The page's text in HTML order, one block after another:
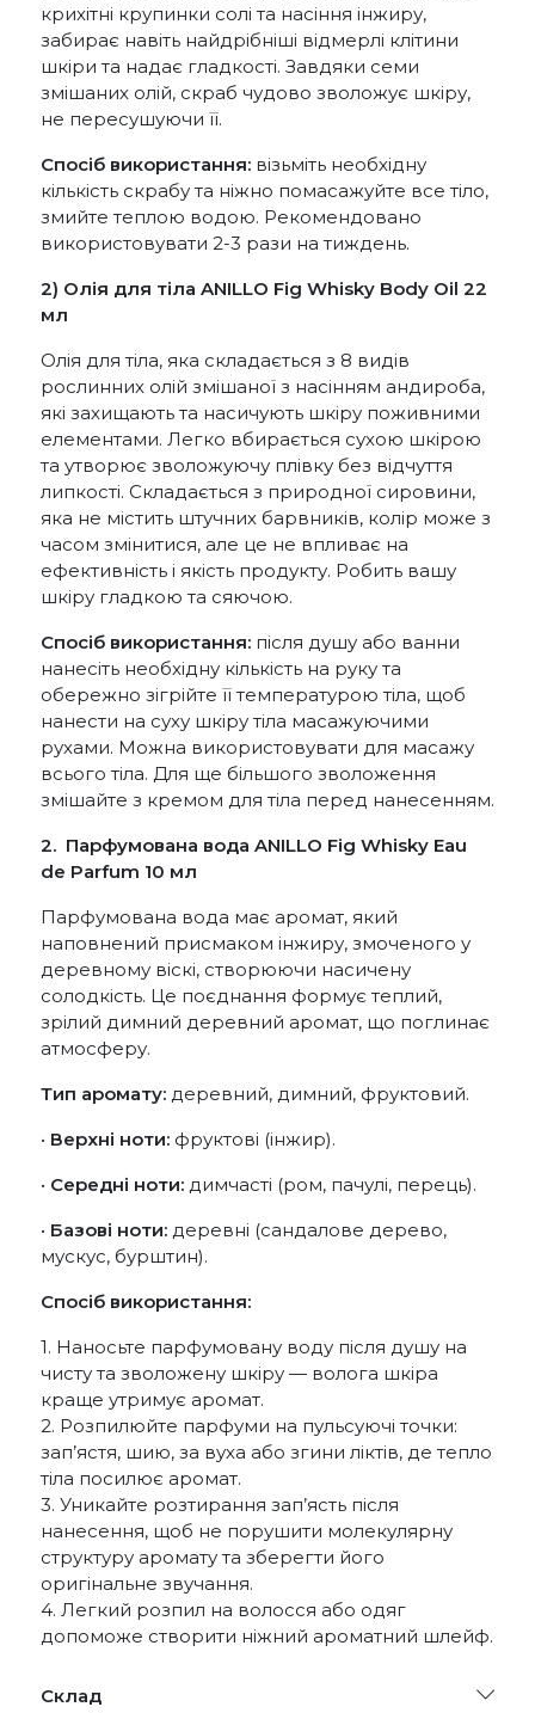
крихітні крупинки солі та насіння інжиру,
забирає навіть найдрібніші відмерлі клітини
шкіри та надає гладкості. Завдяки семи
змішаних олій, скраб чудово зволожує шкіру,
не пересушуючи її.
Спосіб використання: візьміть необхідну
кількість скрабу та ніжно помасажуйте все тіло,
змийте теплою водою. Рекомендовано
використовувати 2-3 рази на тиждень.
2) Олія для тіла ANILLO Fig Whisky Body Oil 22
мл
Олія для тіла, яка складається з 8 видів
рослинних олій змішаної з насінням андироба,
які захищають та насичують шкіру поживними
елементами. Легко вбирається сухою шкірою
та утворює зволожуючу плівку без відчуття
липкості. Складається з природної сировини,
яка не містить штучних барвників, колір може з
часом змінитися, але це не впливає на
ефективність і якість продукту. Робить вашу
шкіру гладкою та сяючою.
Спосіб використання: після душу або ванни
нанесіть необхідну кількість на руку та
обережно зігрійте її температурою тіла, щоб
нанести на суху шкіру тіла масажуючими
рухами. Можна використовувати для масажу
всього тіла. Для ще більшого зволоження
змішайте з кремом для тіла перед нанесенням.
2. Парфумована вода ANILLO Fig Whisky Eau
de Parfum 10 мл
Парфумована вода має аромат, який
наповнений присмаком інжиру, змоченого у
деревному віскі, створюючи насичену
солодкість. Це поєднання формує теплий,
зрілий димний деревний аромат, що поглинає
атмосферу.
Тип аромату: деревний, димний, фруктовий.
• Верхні ноти: фруктові (інжир).
• Середні ноти: димчасті (ром, пачулі, перець).
• Базові ноти: деревні (сандалове дерево,
мускус, бурштин).
Спосіб використання:
1. Наносьте парфумовану воду після душу на
чисту та зволожену шкіру — волога шкіра
краще утримує аромат.
2. Розпилюйте парфуми на пульсуючі точки:
зап’ястя, шию, за вуха або згини ліктів, де тепло
тіла посилює аромат.
3. Уникайте розтирання зап’ясть після
нанесення, щоб не порушити молекулярну
структуру аромату та зберегти його
оригінальне звучання.
4. Легкий розпил на волосся або одяг
допоможе створити ніжний ароматний шлейф.
Склад